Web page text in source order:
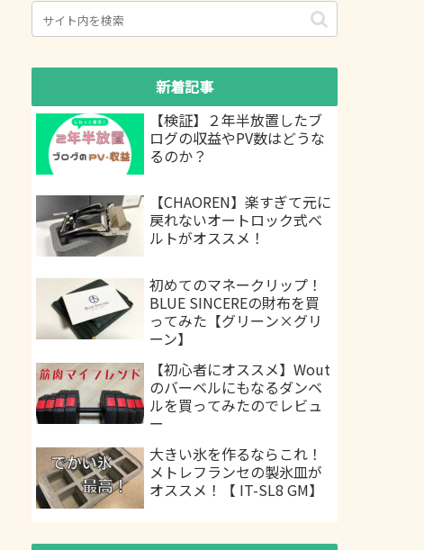
新着記事
【検証】２年半放置したブ
ログの収益やPV数はどうな
るのか？
【CHAOREN】楽すぎて元に
戻れないオートロック式ベ
ルトがオススメ！
初めてのマネークリップ！
BLUE SINCEREの財布を買
ってみた【グリーン×グリ
ーン】
【初心者にオススメ】Wout
のバーベルにもなるダンベ
ルを買ってみたのでレビュ
ー
大きい氷を作るならこれ！
メトレフランセの製氷皿が
オススメ！【 IT-SL8 GM】